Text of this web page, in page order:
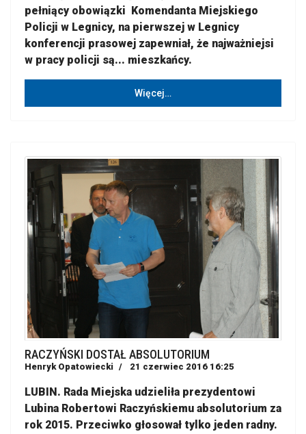
pełniący obowiązki Komendanta Miejskiego
Policji w Legnicy, na pierwszej w Legnicy
konferencji prasowej zapewniał, że najważniejsi
w pracy policji są... mieszkańcy.
Więcej…
RACZYŃSKI DOSTAŁ ABSOLUTORIUM
Henryk Opatowiecki 21 czerwiec 2016 16:25
LUBIN. Rada Miejska udzieliła prezydentowi
Lubina Robertowi Raczyńskiemu absolutorium za
rok 2015. Przeciwko głosował tylko jeden radny.